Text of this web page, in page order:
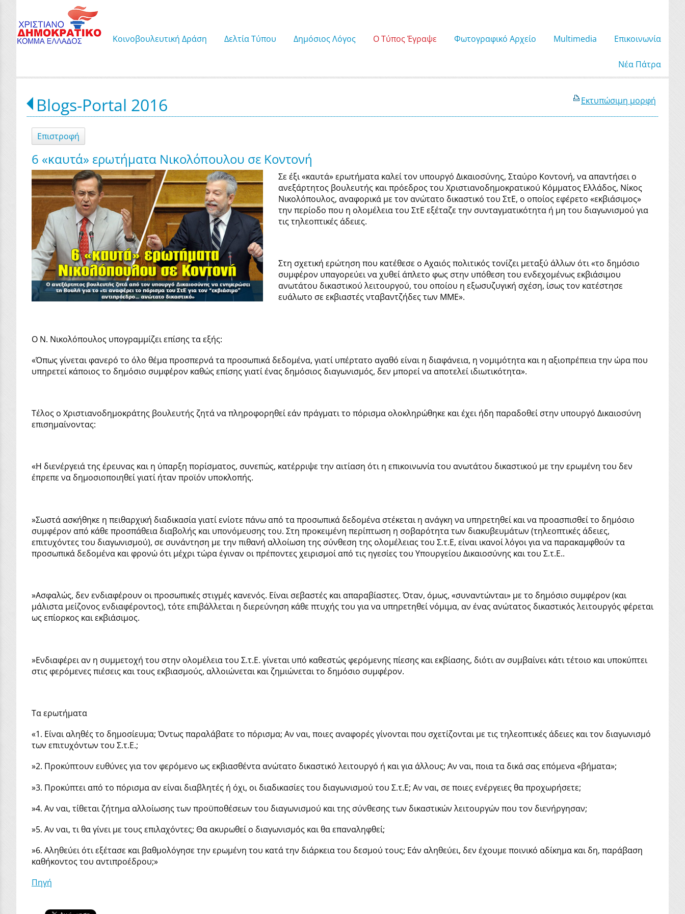
Κοινοβουλευτική Δράση Δελτία Τύπου Δημόσιος Λόγος Ο Τύπος Έγραψε Φωτογραφικό Αρχείο Μultimedia Επικοινωνία
Νέα Πάτρα
Εκτυπώσιμη μορφή
Blogs-Portal 2016
Επιστροφή
6 «καυτά» ερωτήματα Νικολόπουλου σε Κοντονή
Σε έξι «καυτά» ερωτήματα καλεί τον υπουργό Δικαιοσύνης, Σταύρο Κοντονή, να απαντήσει ο
ανεξάρτητος βουλευτής και πρόεδρος του Χριστιανοδημοκρατικού Κόμματος Ελλάδος, Νίκος
Νικολόπουλος, αναφορικά με τον ανώτατο δικαστικό του ΣτΕ, ο οποίος εφέρετο «εκβιάσιμος»
την περίοδο που η ολομέλεια του ΣτΕ εξέταζε την συνταγματικότητα ή μη του διαγωνισμού για
τις τηλεοπτικές άδειες.
Στη σχετική ερώτηση που κατέθεσε ο Αχαιός πολιτικός τονίζει μεταξύ άλλων ότι «το δημόσιο
συμφέρον υπαγορεύει να χυθεί άπλετο φως στην υπόθεση του ενδεχομένως εκβιάσιμου
ανωτάτου δικαστικού λειτουργού, του οποίου η εξωσυζυγική σχέση, ίσως τον κατέστησε
ευάλωτο σε εκβιαστές νταβαντζήδες των ΜΜΕ».
Ο Ν. Νικολόπουλος υπογραμμίζει επίσης τα εξής:
«Όπως γίνεται φανερό το όλο θέμα προσπερνά τα προσωπικά δεδομένα, γιατί υπέρτατο αγαθό είναι η διαφάνεια, η νομιμότητα και η αξιοπρέπεια την ώρα που
υπηρετεί κάποιος το δημόσιο συμφέρον καθώς επίσης γιατί ένας δημόσιος διαγωνισμός, δεν μπορεί να αποτελεί ιδιωτικότητα».
Τέλος ο Χριστιανοδημοκράτης βουλευτής ζητά να πληροφορηθεί εάν πράγματι το πόρισμα ολοκληρώθηκε και έχει ήδη παραδοθεί στην υπουργό Δικαιοσύνη
επισημαίνοντας:
«Η διενέργειά της έρευνας και η ύπαρξη πορίσματος, συνεπώς, κατέρριψε την αιτίαση ότι η επικοινωνία του ανωτάτου δικαστικού με την ερωμένη του δεν
έπρεπε να δημοσιοποιηθεί γιατί ήταν προϊόν υποκλοπής.
»Σωστά ασκήθηκε η πειθαρχική διαδικασία γιατί ενίοτε πάνω από τα προσωπικά δεδομένα στέκεται η ανάγκη να υπηρετηθεί και να προασπισθεί το δημόσιο
συμφέρον από κάθε προσπάθεια διαβολής και υπονόμευσης του. Στη προκειμένη περίπτωση η σοβαρότητα των διακυβευμάτων (τηλεοπτικές άδειες,
επιτυχόντες του διαγωνισμού), σε συνάντηση με την πιθανή αλλοίωση της σύνθεση της ολομέλειας του Σ.τ.Ε, είναι ικανοί λόγοι για να παρακαμφθούν τα
προσωπικά δεδομένα και φρονώ ότι μέχρι τώρα έγιναν οι πρέποντες χειρισμοί από τις ηγεσίες του Υπουργείου Δικαιοσύνης και του Σ.τ.Ε..
»Ασφαλώς, δεν ενδιαφέρουν οι προσωπικές στιγμές κανενός. Είναι σεβαστές και απαραβίαστες. Όταν, όμως, «συναντώνται» με το δημόσιο συμφέρον (και
μάλιστα μείζονος ενδιαφέροντος), τότε επιβάλλεται η διερεύνηση κάθε πτυχής του για να υπηρετηθεί νόμιμα, αν ένας ανώτατος δικαστικός λειτουργός φέρεται
ως επίορκος και εκβιάσιμος.
»Ενδιαφέρει αν η συμμετοχή του στην ολομέλεια του Σ.τ.Ε. γίνεται υπό καθεστώς φερόμενης πίεσης και εκβίασης, διότι αν συμβαίνει κάτι τέτοιο και υποκύπτει
στις φερόμενες πιέσεις και τους εκβιασμούς, αλλοιώνεται και ζημιώνεται το δημόσιο συμφέρον.
Τα ερωτήματα
«1. Είναι αληθές το δημοσίευμα; Όντως παραλάβατε το πόρισμα; Αν ναι, ποιες αναφορές γίνονται που σχετίζονται με τις τηλεοπτικές άδειες και τον διαγωνισμό
των επιτυχόντων του Σ.τ.Ε.;
»2. Προκύπτουν ευθύνες για τον φερόμενο ως εκβιασθέντα ανώτατο δικαστικό λειτουργό ή και για άλλους; Αν ναι, ποια τα δικά σας επόμενα «βήματα»;
»3. Προκύπτει από το πόρισμα αν είναι διαβλητές ή όχι, οι διαδικασίες του διαγωνισμού του Σ.τ.Ε; Αν ναι, σε ποιες ενέργειες θα προχωρήσετε;
»4. Αν ναι, τίθεται ζήτημα αλλοίωσης των προϋποθέσεων του διαγωνισμού και της σύνθεσης των δικαστικών λειτουργών που τον διενήργησαν;
»5. Αν ναι, τι θα γίνει με τους επιλαχόντες; Θα ακυρωθεί ο διαγωνισμός και θα επαναληφθεί;
»6. Αληθεύει ότι εξέτασε και βαθμολόγησε την ερωμένη του κατά την διάρκεια του δεσμού τους; Εάν αληθεύει, δεν έχουμε ποινικό αδίκημα και δη, παράβαση
καθήκοντος του αντιπροέδρου;»
Πηγή